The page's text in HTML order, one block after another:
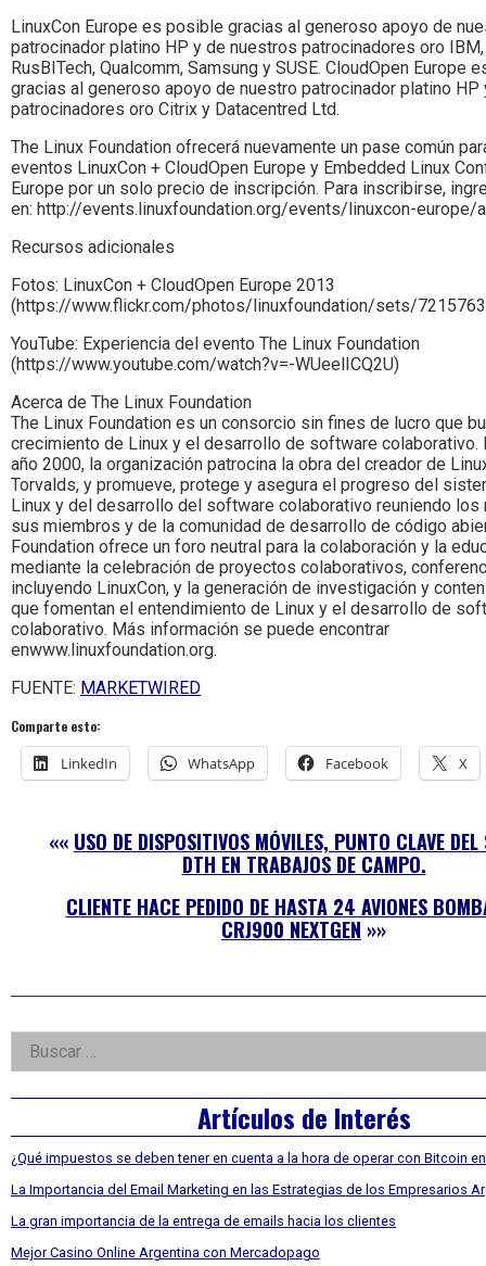
LinuxCon Europe es posible gracias al generoso apoyo de
patrocinador platino HP y de nuestros patrocinadores oro IBM,
RusBITech, Qualcomm, Samsung y SUSE. CloudOpen Europe
gracias al generoso apoyo de nuestro patrocinador platino HP
patrocinadores oro Citrix y Datacentred Ltd.
The Linux Foundation ofrecerá nuevamente un pase común
eventos LinuxCon + CloudOpen Europe y Embedded Linux
Europe por un solo precio de inscripción. Para inscribirse,
en: http://events.linuxfoundation.org/events/linuxcon-europe/
Recursos adicionales
Fotos: LinuxCon + CloudOpen Europe 2013
(https://www.flickr.com/photos/linuxfoundation/sets/
YouTube: Experiencia del evento The Linux Foundation
(https://www.youtube.com/watch?v=-WUeelICQ2U)
Acerca de The Linux Foundation
The Linux Foundation es un consorcio sin fines de lucro que
crecimiento de Linux y el desarrollo de software colaborativo.
año 2000, la organización patrocina la obra del creador de
Torvalds, y promueve, protege y asegura el progreso del
Linux y del desarrollo del software colaborativo reuniendo los
sus miembros y de la comunidad de desarrollo de código
Foundation ofrece un foro neutral para la colaboración y la
mediante la celebración de proyectos colaborativos,
incluyendo LinuxCon, y la generación de investigación y
que fomentan el entendimiento de Linux y el desarrollo de
colaborativo. Más información se puede encontrar
enwww.linuxfoundation.org.
FUENTE: MARKETWIRED
Comparte esto:
LinkedIn WhatsApp Facebook X
«« USO DE DISPOSITIVOS MÓVILES, PUNTO CLAVE DEL
DTH EN TRABAJOS DE CAMPO.
CLIENTE HACE PEDIDO DE HASTA 24 AVIONES
CRJ900 NEXTGEN »»
Right
Asides
Buscar:
Artículos de Interés
¿Qué impuestos se deben tener en cuenta a la hora de operar con Bitcoin
La Importancia del Email Marketing en las Estrategias de los Empresarios
La gran importancia de la entrega de emails hacia los clientes
Mejor Casino Online Argentina con Mercadopago